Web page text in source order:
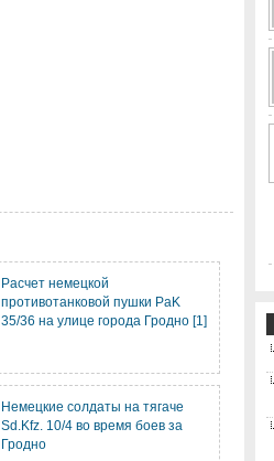
Расчет немецкой
противотанковой пушки PaK
35/36 на улице города Гродно [1]
Немецкие солдаты на тягаче
Sd.Kfz. 10/4 во время боев за
Гродно